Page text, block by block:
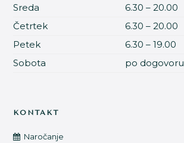
Sreda
6.30 – 20.00
Četrtek
6.30 – 20.00
Petek
6.30 – 19.00
Sobota
po dogovoru
KONTAKT
Naročanje